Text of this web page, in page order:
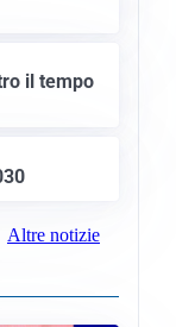
il tempo
Altre notizie